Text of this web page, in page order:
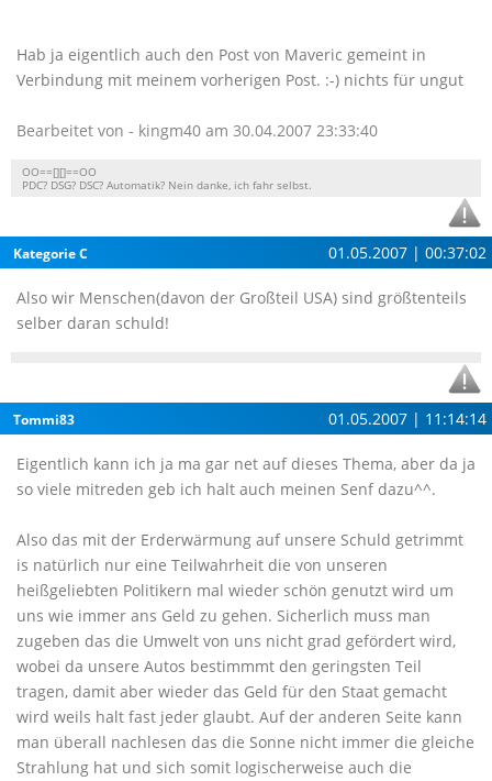
Hab ja eigentlich auch den Post von Maveric gemeint in
Verbindung mit meinem vorherigen Post. :-) nichts für ungut
Bearbeitet von - kingm40 am 30.04.2007 23:33:40
OO==[][]==OO
PDC? DSG? DSC? Automatik? Nein danke, ich fahr selbst.
Kategorie C 01.05.2007 | 00:37:02
Also wir Menschen(davon der Großteil USA) sind größtenteils
selber daran schuld!
Tommi83 01.05.2007 | 11:14:14
Eigentlich kann ich ja ma gar net auf dieses Thema, aber da ja
so viele mitreden geb ich halt auch meinen Senf dazu^^.
Also das mit der Erderwärmung auf unsere Schuld getrimmt
is natürlich nur eine Teilwahrheit die von unseren
heißgeliebten Politikern mal wieder schön genutzt wird um
uns wie immer ans Geld zu gehen. Sicherlich muss man
zugeben das die Umwelt von uns nicht grad gefördert wird,
wobei da unsere Autos bestimmmt den geringsten Teil
tragen, damit aber wieder das Geld für den Staat gemacht
wird weils halt fast jeder glaubt. Auf der anderen Seite kann
man überall nachlesen das die Sonne nicht immer die gleiche
Strahlung hat und sich somit logischerweise auch die